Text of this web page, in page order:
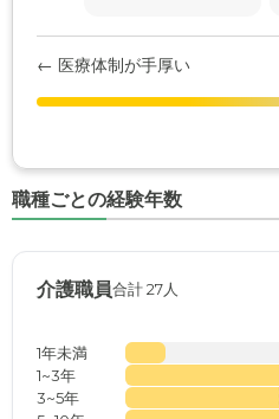
← 医療体制が手厚い
職種ごとの経験年数
介護職員合計 27人
1年未満
1~3年
3~5年